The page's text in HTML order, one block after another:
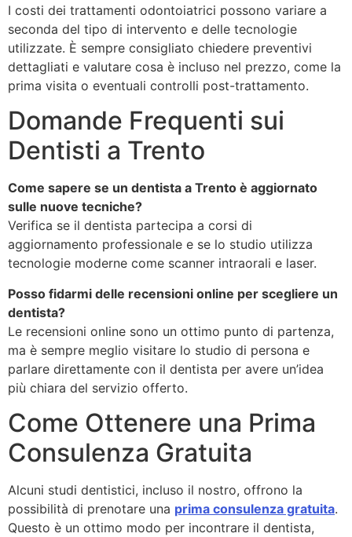
I costi dei trattamenti odontoiatrici possono variare a
seconda del tipo di intervento e delle tecnologie
utilizzate. È sempre consigliato chiedere preventivi
dettagliati e valutare cosa è incluso nel prezzo, come la
prima visita o eventuali controlli post-trattamento.
Domande Frequenti sui
Dentisti a Trento
Come sapere se un dentista a Trento è aggiornato
sulle nuove tecniche?
Verifica se il dentista partecipa a corsi di
aggiornamento professionale e se lo studio utilizza
tecnologie moderne come scanner intraorali e laser.
Posso fidarmi delle recensioni online per scegliere un
dentista?
Le recensioni online sono un ottimo punto di partenza,
ma è sempre meglio visitare lo studio di persona e
parlare direttamente con il dentista per avere un’idea
più chiara del servizio offerto.
Come Ottenere una Prima
Consulenza Gratuita
Alcuni studi dentistici, incluso il nostro, offrono la
possibilità di prenotare una prima consulenza gratuita.
Questo è un ottimo modo per incontrare il dentista,